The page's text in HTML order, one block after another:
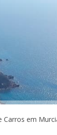
Carros em